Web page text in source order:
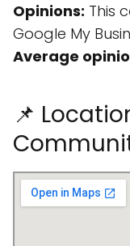
Opinions: This
Google My
Average
📌